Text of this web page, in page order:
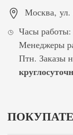
Москва,
Часы работы:
Менеджеры
Птн. Заказы